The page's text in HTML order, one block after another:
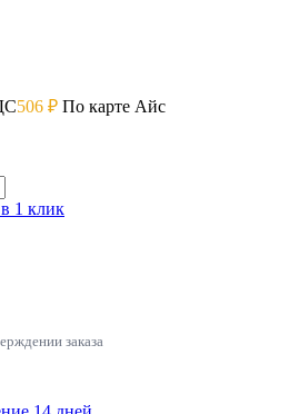
506 ₽ По карте Айс
1 клик
заказа